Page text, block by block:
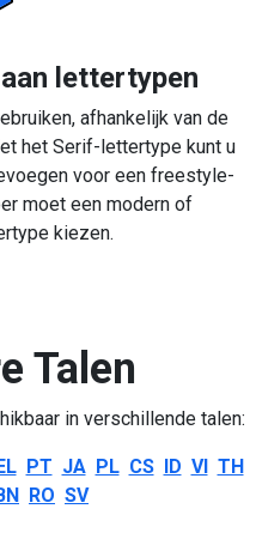
lettertypen
afhankelijk van de
het Serif-lettertype kunt u
voor een freestyle-
moet een modern of
kiezen.
Talen
in verschillende talen:
PT JA PL CS ID VI TH
RO SV